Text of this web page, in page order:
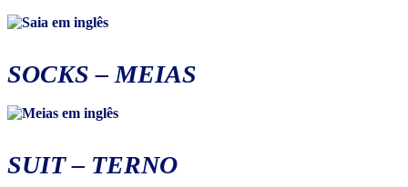
SOCKS – MEIAS
SUIT– TERNO